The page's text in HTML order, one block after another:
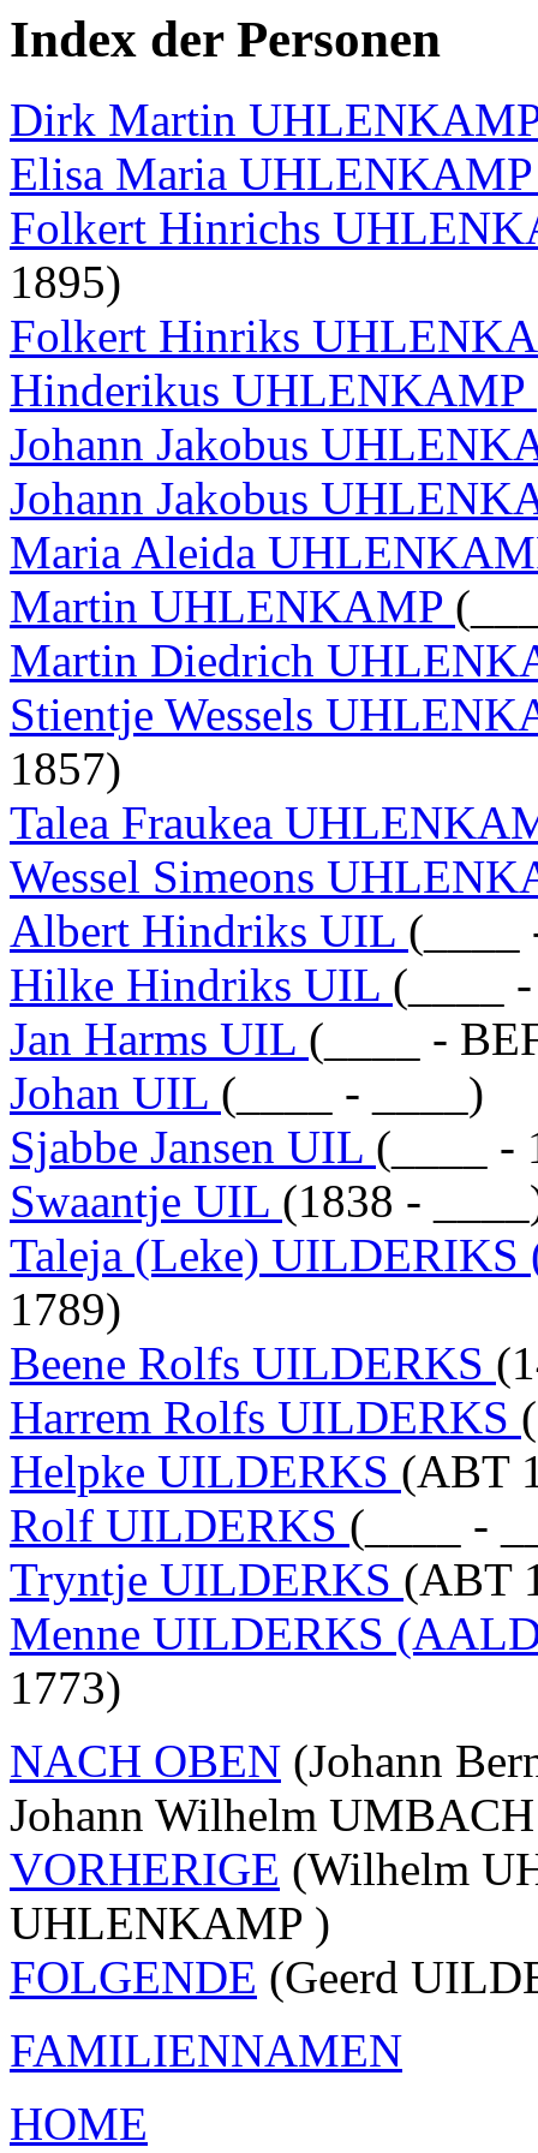
Index der Personen
Dirk Martin
Elisa Maria
Folkert Hinrichs
1895)
Folkert Hinriks
Hinderikus UHLENKAMP
Johann Jakobus
Johann Jakobus
Maria Aleida
Martin UHLENKAMP
Martin Diedrich
Stientje Wessels
1857)
Talea Fraukea
Wessel Simeons
Albert Hindriks UIL (____
Hilke Hindriks UIL (____
Jan Harms UIL (____ -
Johan UIL (____ - ____)
Sjabbe Jansen UIL (____ -
Swaantje UIL (1838 -
Taleja (Leke)
1789)
Beene Rolfs UILDERKS
Harrem Rolfs UILDERKS
Helpke UILDERKS (ABT
Rolf UILDERKS (____ -
Tryntje UILDERKS (ABT
Menne UILDERKS
1773)
NACH OBEN (Johann
Johann Wilhelm
VORHERIGE (Wilhelm
UHLENKAMP )
FOLGENDE (Geerd
FAMILIENNAMEN
HOME